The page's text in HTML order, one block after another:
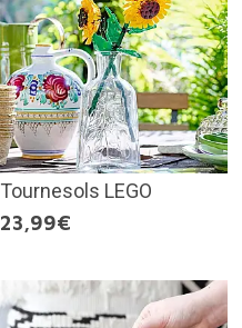
Tournesols LEGO
23,99€